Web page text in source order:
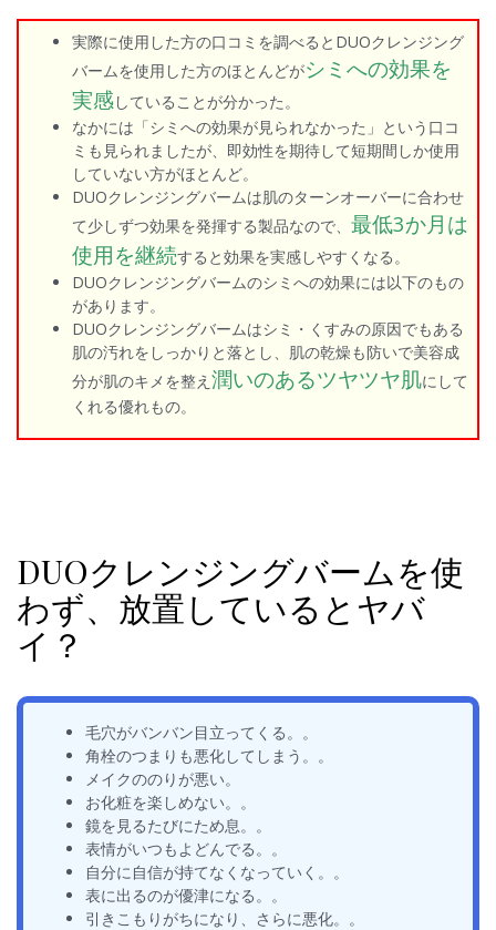
実際に使用した方の口コミを調べるとDUOクレンジング
バームを使用した方のほとんどがシミへの効果を
実感していることが分かった。
なかには「シミへの効果が見られなかった」という口コ
ミも見られましたが、即効性を期待して短期間しか使用
していない方がほとんど。
DUOクレンジングバームは肌のターンオーバーに合わせ
て少しずつ効果を発揮する製品なので、 最低3か月は
使用を継続すると効果を実感しやすくなる。
DUOクレンジングバームのシミへの効果には以下のもの
があります。
DUOクレンジングバームはシミ・くすみの原因でもある
肌の汚れをしっかりと落とし、肌の乾燥も防いで美容成
分が肌のキメを整え 潤いのあるツヤツヤ肌にして
くれる優れもの。
DUOクレンジングバームを使
わず、放置しているとヤバ
イ？
毛穴がバンバン目立ってくる。。
角栓のつまりも悪化してしまう。。
メイクののりが悪い。
お化粧を楽しめない。。
鏡を見るたびにため息。。
表情がいつもよどんでる。。
自分に自信が持てなくなっていく。。
表に出るのが優津になる。。
引きこもりがちになり、さらに悪化。。